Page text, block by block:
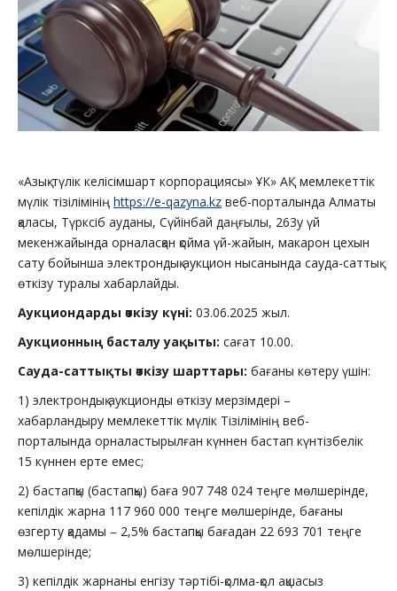
«Азық-түлік келісімшарт корпорациясы» ҰК» АҚ мемлекеттік
мүлік тізілімінің https://e-qazyna.kz веб-порталында Алматы
қаласы, Түрксіб ауданы, Сүйінбай даңғылы, 263у үй
мекенжайында орналасқан қойма үй-жайын, макарон цехын
сату бойынша электрондық аукцион нысанында сауда-саттық
өткізу туралы хабарлайды.
Аукциондарды өткізу күні: 03.06.2025 жыл.
Аукционның басталу уақыты: сағат 10.00.
Сауда-саттықты өткізу шарттары: бағаны көтеру үшін:
1) электрондық аукционды өткізу мерзімдері –
хабарландыру мемлекеттік мүлік Тізілімінің веб-
порталында орналастырылған күннен бастап күнтізбелік
15 күннен ерте емес;
2) бастапқы (бастапқы) баға 907 748 024 теңге мөлшерінде,
кепілдік жарна 117 960 000 теңге мөлшерінде, бағаны
өзгерту қадамы – 2,5% бастапқы бағадан 22 693 701 теңге
мөлшерінде;
3) кепілдік жарнаны енгізу тәртібі-қолма-қол ақшасыз